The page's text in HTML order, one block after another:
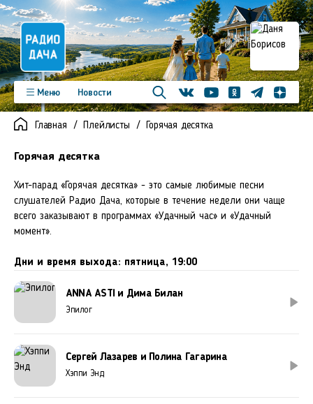
Меню
Новости
Программы
Подкасты
Новинки
Фото
Видео
ВконтактеYoutubeОдноклассники
ТелеграмЯндекс
Главная Плейлисты Горячая десятка
Горячая десятка
Хит-парад «Горячая десятка» - это самые любимые песни
слушателей Радио Дача, которые в течение недели они чаще
всего заказывают в программах «Удачный час» и «Удачный
момент».
Дни и время выхода: пятница, 19:00
ANNA ASTI и Дима Билан
Эпилог
Сергей Лазарев и Полина Гагарина
Хэппи Энд